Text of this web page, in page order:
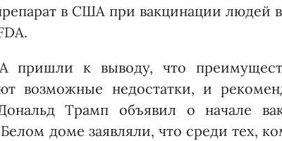
в США при вакцинации людей
пришли к выводу, что
возможные недостатки, и
Трамп объявил о начале
доме заявляли, что среди тех,